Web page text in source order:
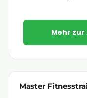
Mehr
Master